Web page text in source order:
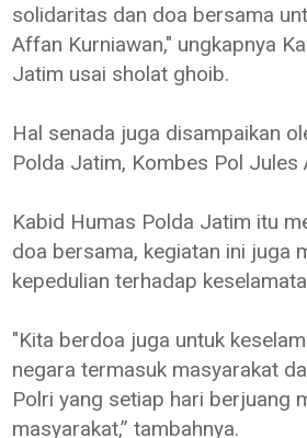
solidaritas dan doa bersama
Affan Kurniawan," ungkapnya
Jatim usai sholat ghoib.
Hal senada juga disampaikan
Polda Jatim, Kombes Pol Jules
Kabid Humas Polda Jatim itu
doa bersama, kegiatan ini juga
kepedulian terhadap
"Kita berdoa juga untuk
negara termasuk masyarakat
Polri yang setiap hari berjuang
masyarakat,” tambahnya.